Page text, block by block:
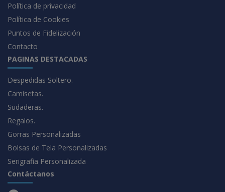
Política de privacidad
Política de Cookies
Puntos de Fidelización
Contacto
PAGINAS DESTACADAS
Despedidas Soltero.
Camisetas.
Sudaderas.
Regalos.
Gorras Personalizadas
Bolsas de Tela Personalizadas
Serigrafia Personalizada
Contáctanos